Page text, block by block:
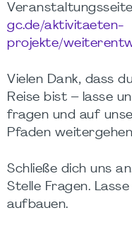
gc.de/aktivitaeten-
projekte/
Vielen Dank, dass
Reise bist – lasse
fragen und auf
Pfaden
Schließe dich uns
Stelle Fragen.
aufbauen.